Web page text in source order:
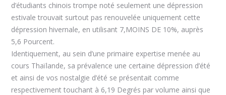
d’étudiants chinois trompe noté seulement une dépression
estivale trouvait surtout pas renouvelée uniquement cette
dépression hivernale, en utilisant 7,MOINS DE 10%, auprès
5,6 Pourcent.
Identiquement, au sein d’une primaire expertise menée au
cours Thaïlande, sa prévalence une certaine dépression d’été
et ainsi de vos nostalgie d’été se présentait comme
respectivement touchant à 6,19 Degrés par volume ainsi que